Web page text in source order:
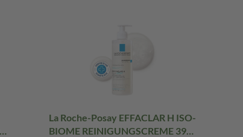
La Roche-Posay EFFACLAR H ISO-
BIOME REINIGUNGSCREME 390